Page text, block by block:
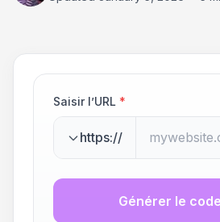
Saisir l’URL *
https://
Générer le